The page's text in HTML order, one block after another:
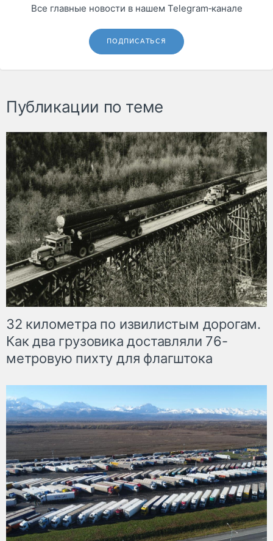
Все главные новости в нашем Telegram‑канале
ПОДПИСАТЬСЯ
Публикации по теме
32 километра по извилистым дорогам.
Как два грузовика доставляли 76-
метровую пихту для флагштока